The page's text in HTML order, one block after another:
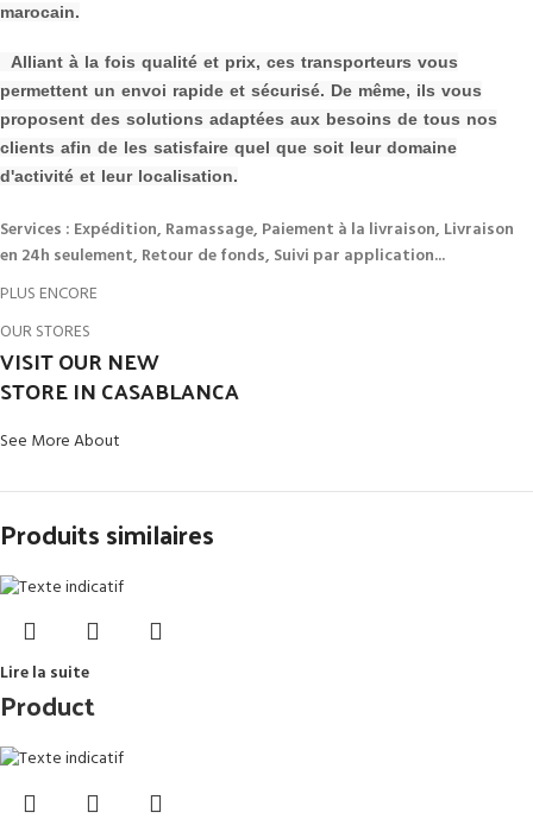
marocain.
Alliant à la fois qualité et prix, ces transporteurs vous
permettent un envoi rapide et sécurisé. De même, ils vous
proposent des solutions adaptées aux besoins de tous nos
clients afin de les satisfaire quel que soit leur domaine
d'activité et leur localisation.
Services : Expédition, Ramassage, Paiement à la livraison, Livraison
en 24h seulement, Retour de fonds, Suivi par application...
PLUS ENCORE
OUR STORES
VISIT OUR NEW
STORE IN CASABLANCA
See More About
Produits similaires
Lire la suite
Product